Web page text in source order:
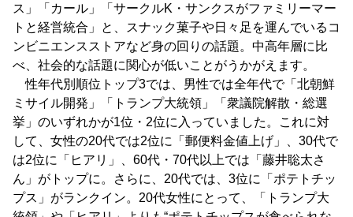
ス」「カール」「サークルK・サンクスがファミリーマー
トと経営統合」と、スナック菓子や日々足を運んでいるコ
ンビニエンスストアなど身の回りの話題。中高年層に比
べ、社会的な話題に関心が低いことがうかがえます。
性年代別順位トップ3では、男性では全年代で「北朝鮮
ミサイル開発」「トランプ大統領」「衆議院解散・総選
挙」のいずれかが1位・2位に入っていました。これに対
して、女性の20代では2位に「郵便料金値上げ」、30代で
は2位に「ヒアリ」、60代・70代以上では「藤井聡太さ
ん」がトップに。さらに、20代では、3位に「ポテトチッ
プス」がランクイン。20代女性にとって、「トランプ大